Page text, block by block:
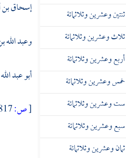
وعشرين وثلاثمائة
وعشرين وثلاثمائة
وعشرين وثلاثمائة
وعشرين وثلاثمائة
وعشرين وثلاثمائة
وعشرين وثلاثمائة
وعشرين وثلاثمائة
إسحاق بن
وعبد
أبو عبد
[ص: